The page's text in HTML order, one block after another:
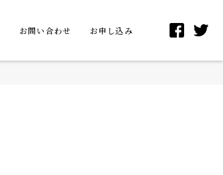
お問い合わせ お申し込み